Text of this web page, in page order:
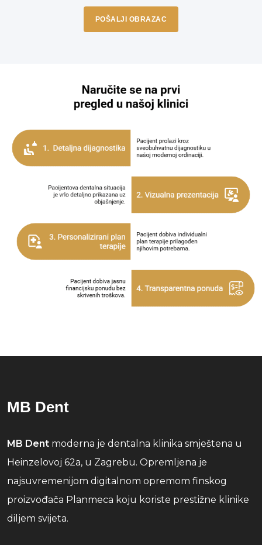
MB Dent
MB Dent moderna je dentalna klinika smještena u
Heinzelovoj 62a, u Zagrebu. Opremljena je
najsuvremenijom digitalnom opremom finskog
proizvođača Planmeca koju koriste prestižne klinike
diljem svijeta.